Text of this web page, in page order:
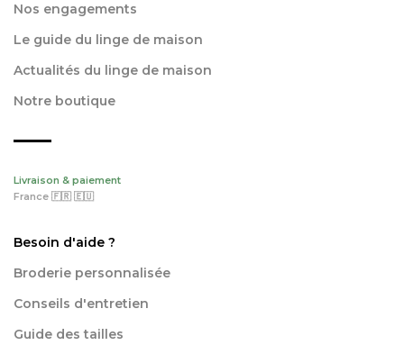
Nos engagements
Le guide du linge de maison
Actualités du linge de maison
Notre boutique
Livraison & paiement
France 🇫🇷 🇪🇺
Besoin d'aide ?
Broderie personnalisée
Conseils d'entretien
Guide des tailles